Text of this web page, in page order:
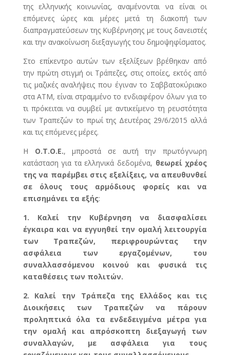
της ελληνικής κοινωνίας, αναμένονται να είναι οι
επόμενες ώρες και μέρες μετά τη διακοπή των
διαπραγματεύσεων της Κυβέρνησης με τους δανειστές
και την ανακοίνωση διεξαγωγής του δημοψηφίσματος.
Στο επίκεντρο αυτών των εξελίξεων βρέθηκαν από
την πρώτη στιγμή οι Τράπεζες, στις οποίες, εκτός από
τις μαζικές αναλήψεις που έγιναν το Σαββατοκύριακο
στα ΑΤΜ, είναι στραμμένο το ενδιαφέρον όλων για το
τι πρόκειται να συμβεί με αντικείμενο τη ρευστότητα
των Τραπεζών το πρωί της Δευτέρας 29/6/2015 αλλά
και τις επόμενες μέρες.
Η Ο.Τ.Ο.Ε., μπροστά σε αυτή την πρωτόγνωρη
κατάσταση για τα ελληνικά δεδομένα, θεωρεί χρέος
της να παρέμβει στις εξελίξεις, να απευθυνθεί
σε όλους τους αρμόδιους φορείς και να
επισημάνει τα εξής:
1. Καλεί την Κυβέρνηση να διασφαλίσει
έγκαιρα και να εγγυηθεί την ομαλή λειτουργία
των Τραπεζών, περιφρουρώντας την
ασφάλεια των εργαζομένων, του
συναλλασσόμενου κοινού και φυσικά τις
καταθέσεις των πολιτών.
2. Καλεί την Τράπεζα της Ελλάδος και τις
Διοικήσεις των Τραπεζών να πάρουν
προληπτικά όλα τα ενδεδειγμένα μέτρα για
την ομαλή και απρόσκοπτη διεξαγωγή των
συναλλαγών, με ασφάλεια για τους